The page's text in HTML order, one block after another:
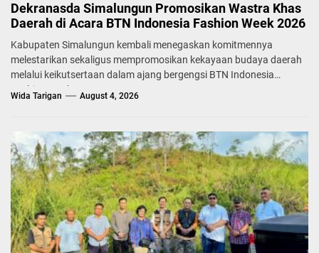
Dekranasda Simalungun Promosikan Wastra Khas
Daerah di Acara BTN Indonesia Fashion Week 2026
Kabupaten Simalungun kembali menegaskan komitmennya
melestarikan sekaligus mempromosikan kekayaan budaya daerah
melalui keikutsertaan dalam ajang bergengsi BTN Indonesia
Fashion Week...
Wida Tarigan August 4, 2026